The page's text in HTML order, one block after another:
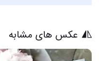
عکس های مشابه